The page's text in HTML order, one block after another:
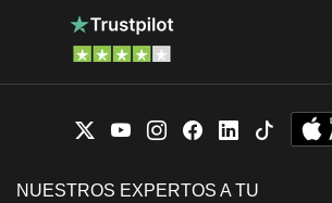
NUESTROS EXPERTOS A TU